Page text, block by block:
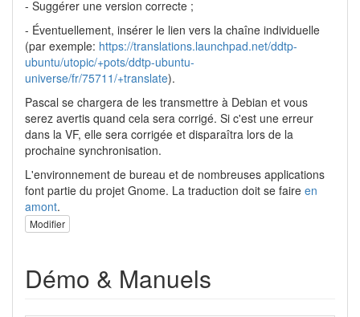
- Suggérer une version correcte ;
- Éventuellement, insérer le lien vers la chaîne individuelle
(par exemple: https://translations.launchpad.net/ddtp-
ubuntu/utopic/+pots/ddtp-ubuntu-
universe/fr/75711/+translate).
Pascal se chargera de les transmettre à Debian et vous
serez avertis quand cela sera corrigé. Si c'est une erreur
dans la VF, elle sera corrigée et disparaîtra lors de la
prochaine synchronisation.
L'environnement de bureau et de nombreuses applications
font partie du projet Gnome. La traduction doit se faire en
amont.
Modifier
Démo & Manuels